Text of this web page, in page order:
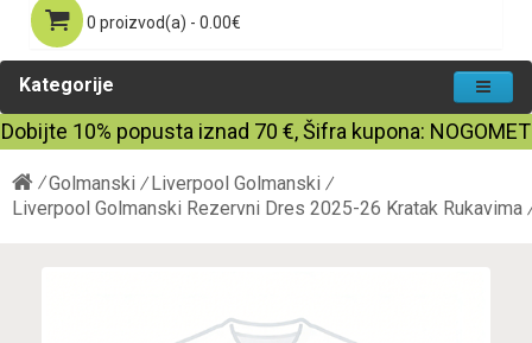
0 proizvod(a) - 0.00€
Kategorije
Dobijte 10% popusta iznad 70 €, Šifra kupona: NOGOMET
Golmanski
Liverpool Golmanski
Liverpool Golmanski Rezervni Dres 2025-26 Kratak Rukavima